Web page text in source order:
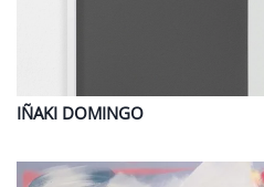
IÑAKI DOMINGO